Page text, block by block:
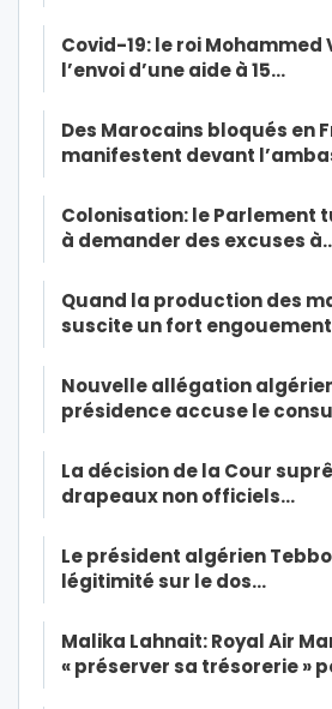
Covid-19: le roi Mohammed
l’envoi d’une aide à 15…
Des Marocains bloqués en
manifestent devant
Colonisation: le Parlement
à demander des excuses
Quand la production des
suscite un fort engouement
Nouvelle allégation
présidence accuse le
La décision de la Cour
drapeaux non officiels…
Le président algérien
légitimité sur le dos…
Malika Lahnait: Royal Air
« préserver sa trésorerie »